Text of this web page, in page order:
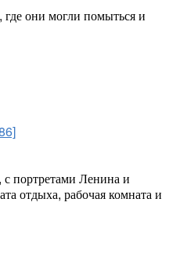
они могли помыться и
портретами Ленина и
отдыха, рабочая комната и